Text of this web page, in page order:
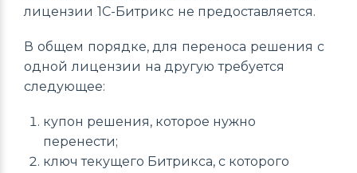
лицензии 1С-Битрикс не предоставляется.
В общем порядке, для переноса решения с
одной лицензии на другую требуется
следующее:
купон решения, которое нужно
перенести;
ключ текущего Битрикса, с которого